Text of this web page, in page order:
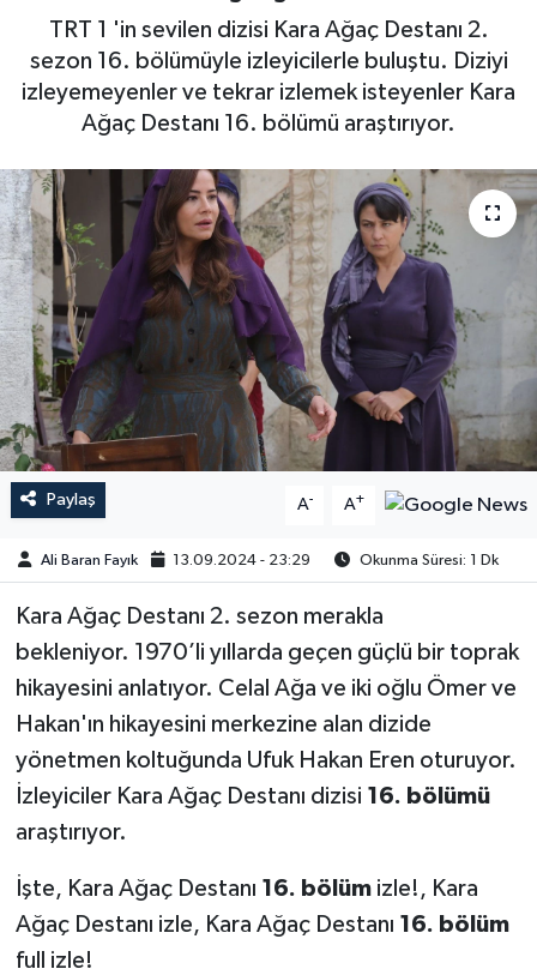
TRT 1 'in sevilen dizisi Kara Ağaç Destanı 2.
sezon 16. bölümüyle izleyicilerle buluştu. Diziyi
izleyemeyenler ve tekrar izlemek isteyenler Kara
Ağaç Destanı 16. bölümü araştırıyor.
Paylaş A- A+
Ali Baran Fayık 13.09.2024 - 23:29 Okunma Süresi: 1 Dk
Kara Ağaç Destanı 2. sezon merakla
bekleniyor. 1970’li yıllarda geçen güçlü bir toprak
hikayesini anlatıyor. Celal Ağa ve iki oğlu Ömer ve
Hakan'ın hikayesini merkezine alan dizide
yönetmen koltuğunda Ufuk Hakan Eren oturuyor.
İzleyiciler Kara Ağaç Destanı dizisi 16. bölümü
araştırıyor.
İşte, Kara Ağaç Destanı 16. bölüm izle!, Kara
Ağaç Destanı izle, Kara Ağaç Destanı 16. bölüm
full izle!